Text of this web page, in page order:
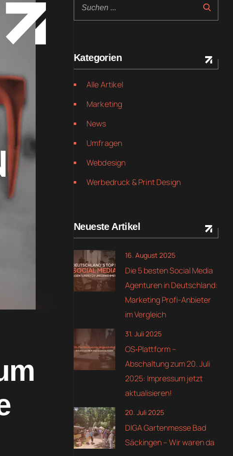
Kategorien
Alle Artikel
Marketing
News
Umfragen
Webdesign
Werbedruck & Print Design
Neueste Artikel
Die 5 besten Social Media
Agenturen in Deutschland:
Marketing Profi-Anbieter
im Vergleich
16. August 2025
OS‑Plattform –
Abschaltung zum 20. Juli
2025: Impressum jetzt
aktualisieren!
31. Juli 2025
DIGA Gartenmesse Bad
Säckingen – Wir waren da
20. Juli 2025